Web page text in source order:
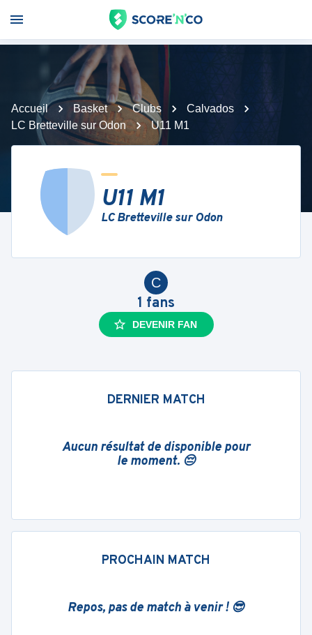
Accueil Basket Clubs
Calvados
LC Bretteville sur Odon
U11 M1
U11 M1
LC Bretteville sur Odon
C
1 fans
DEVENIR FAN
DERNIER MATCH
Aucun résultat de disponible pour
le moment. 😔
PROCHAIN MATCH
Repos, pas de match à venir ! 😎